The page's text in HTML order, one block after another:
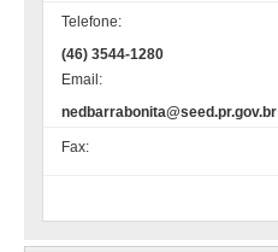
Telefone:
(46) 3544-1280
Email:
nedbarrabonita@seed.pr.gov.br
Fax: